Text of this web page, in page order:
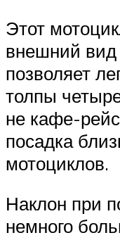
Этот
внешний
позволяет
толпы
не кафе-
посадка
мотоциклов.
Наклон при
немного